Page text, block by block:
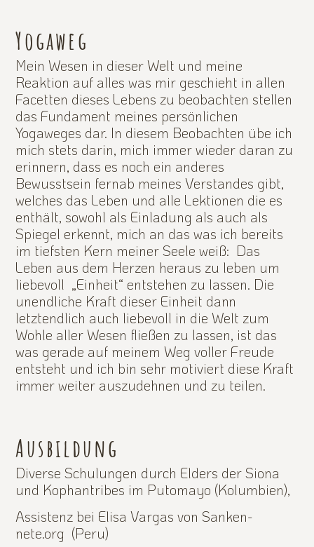
Yogaweg
Mein Wesen in dieser Welt und meine
Reaktion auf alles was mir geschieht in allen
Facetten dieses Lebens zu beobachten stellen
das Fundament meines persönlichen
Yogaweges dar. In diesem Beobachten übe ich
mich stets darin, mich immer wieder daran zu
erinnern, dass es noch ein anderes
Bewusstsein fernab meines Verstandes gibt,
welches das Leben und alle Lektionen die es
enthält, sowohl als Einladung als auch als
Spiegel erkennt, mich an das was ich bereits
im tiefsten Kern meiner Seele weiß: Das
Leben aus dem Herzen heraus zu leben um
liebevoll „Einheit“ entstehen zu lassen. Die
unendliche Kraft dieser Einheit dann
letztendlich auch liebevoll in die Welt zum
Wohle aller Wesen fließen zu lassen, ist das
was gerade auf meinem Weg voller Freude
entsteht und ich bin sehr motiviert diese Kraft
immer weiter auszudehnen und zu teilen.
Ausbildung
Diverse Schulungen durch Elders der Siona
und Kophantribes im Putomayo (Kolumbien),
Assistenz bei Elisa Vargas von Sanken-
nete.org (Peru)